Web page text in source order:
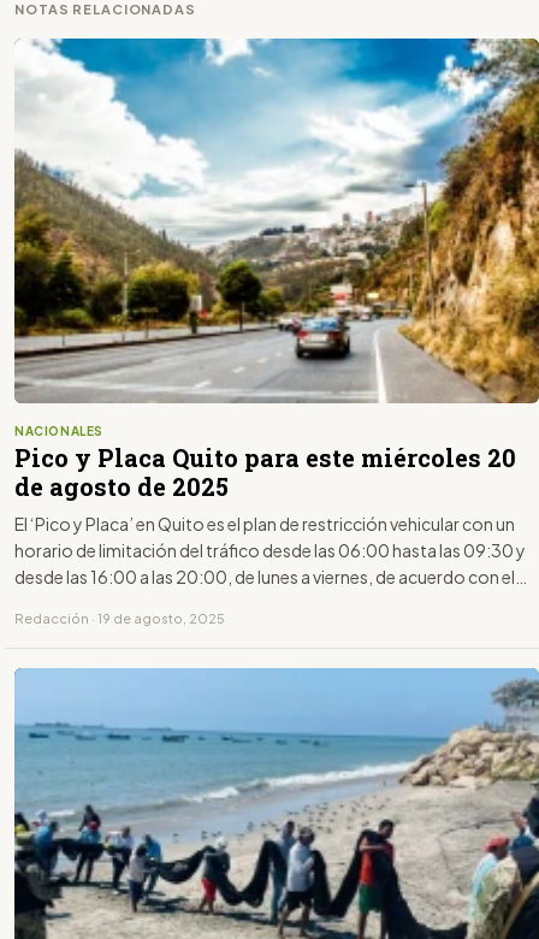
NOTAS RELACIONADAS
NACIONALES
Pico y Placa Quito para este miércoles 20
de agosto de 2025
El ‘Pico y Placa’ en Quito es el plan de restricción vehicular con un
horario de limitación del tráfico desde las 06:00 hasta las 09:30 y
desde las 16:00 a las 20:00, de lunes a viernes, de acuerdo con el
Redacción · 19 de agosto, 2025